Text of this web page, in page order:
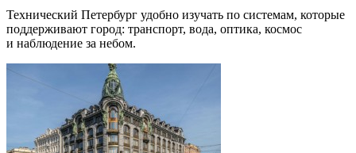
Технический Петербург удобно изучать по системам, которые
поддерживают город: транспорт, вода, оптика, космос
и наблюдение за небом.